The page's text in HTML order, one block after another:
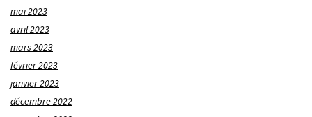
mai 2023
avril 2023
mars 2023
février 2023
janvier 2023
décembre 2022